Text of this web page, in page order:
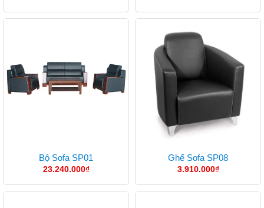
Bộ Sofa SP01
23.240.000₫
Ghế Sofa SP08
3.910.000₫